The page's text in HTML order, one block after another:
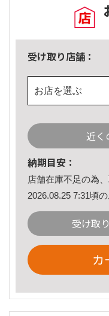
受け取り店舗：
お店を選ぶ
近く
納期目安：
店舗在庫不足の為
2026.08.25 7:31頃
受け取
カ